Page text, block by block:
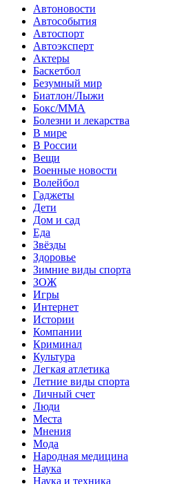
Автоновости
Автособытия
Автоспорт
Автоэксперт
Актеры
Баскетбол
Безумный мир
Биатлон/Лыжи
Бокс/MMA
Болезни и лекарства
В мире
В России
Вещи
Военные новости
Волейбол
Гаджеты
Дети
Дом и сад
Еда
Звёзды
Здоровье
Зимние виды спорта
ЗОЖ
Игры
Интернет
Истории
Компании
Криминал
Культура
Легкая атлетика
Летние виды спорта
Личный счет
Люди
Места
Мнения
Мода
Народная медицина
Наука
Наука и техника